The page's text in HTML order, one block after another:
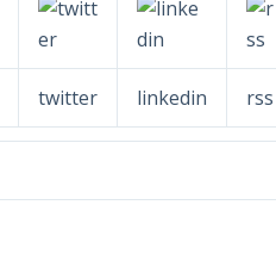
twitter linkedin rss